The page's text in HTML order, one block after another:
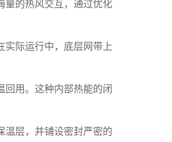
量的热风交互，通过优化
实际运行中，底层网带上
用。这种内部热能的闭
温层，并铺设密封严密的